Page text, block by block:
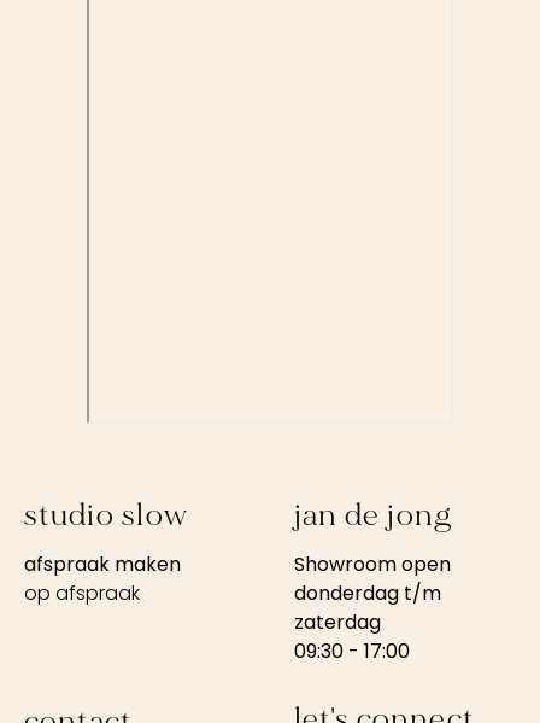
studio slow
afspraak maken
op afspraak
jan de jong
Showroom open
donderdag t/m
zaterdag
09:30 - 17:00